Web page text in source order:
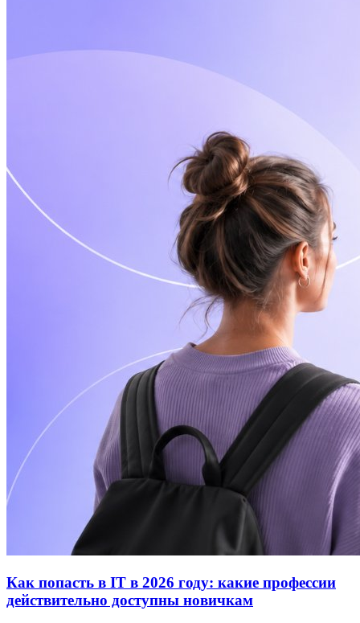
Как попасть в IT в 2026 году: какие профессии
действительно доступны новичкам